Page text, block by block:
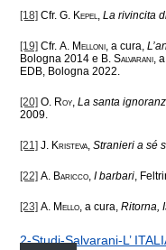
[18] Cfr.G. Kepel ,La rivincita
[19] Cfr.A. Melloni , a cura,
Bologna 2014 e B. Salvarani ,
EDB, Bologna 2022.
[20] O. Roy ,La santa
2009.
[21] J. Kristeva ,Stranieri a sé
[22] A. Baricco ,I barbari ,
[23] A. Mello , a cura,Ritorna,
2-Studi-Salvarani-L’